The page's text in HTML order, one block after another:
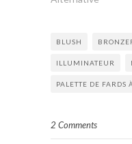
BLUSH
ILLUMINATEUR
PALETTE DE FARDS
2 Comments